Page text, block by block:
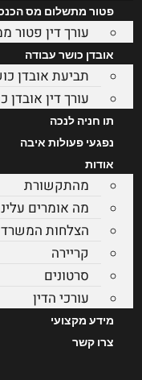
פטור מתשלום מס
עורך דין פטור
אובדן כושר עבודה
תביעת אובדן
עורך דין אובדן
תו חניה לנכה
נפגעי פעולות איבה
אודות
מהתקשורת
מה אומרים
הצלחות המשרד
קריירה
סרטונים
עורכי הדין
מידע מקצועי
צרו קשר